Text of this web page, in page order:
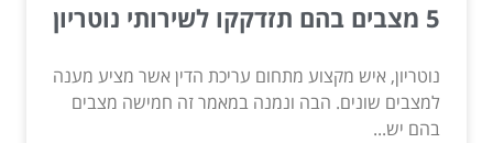
5 מצבים בהם תזדקקו לשירותי נוטריון
נוטריון, איש מקצוע מתחום עריכת הדין אשר מציע מענה
למצבים שונים. הבה ונמנה במאמר זה חמישה מצבים
בהם יש...